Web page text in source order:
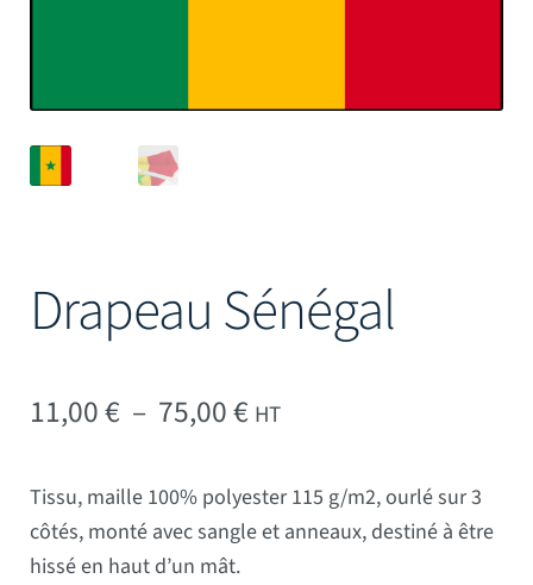
Drapeau Sénégal
11,00€ – 75,00€Plage de prix : 11,00 €
HT
Tissu, maille 100% polyester 115 g/m2, ourlé sur 3
côtés, monté avec sangle et anneaux, destiné à être
hissé en haut d’un mât.